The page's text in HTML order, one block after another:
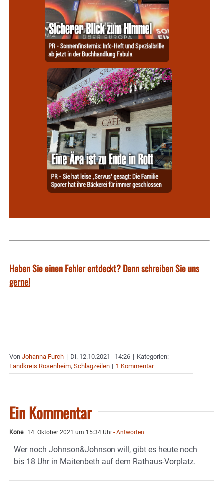
Haben Sie einen Fehler entdeckt? Dann schreiben Sie uns
gerne!
Von Johanna Furch | Di. 12.10.2021 - 14:26 | Kategorien:
Landkreis Rosenheim, Schlagzeilen | 1 Kommentar
Ein Kommentar
Kone 14. Oktober 2021 um 15:34 Uhr - Antworten
Wer noch Johnson&Johnson will, gibt es heute noch
bis 18 Uhr in Maitenbeth auf dem Rathaus-Vorplatz.